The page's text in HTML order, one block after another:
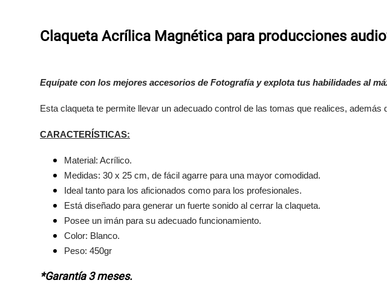
Claqueta Acrílica Magnética para producciones
Equípate con los mejores accesorios de Fotografía y explota tus habilidades al
Esta claqueta te permite llevar un adecuado control de las tomas que realices,
CARACTERÍSTICAS:
Material: Acrílico.
Medidas: 30 x 25 cm, de fácil agarre para una mayor comodidad.
Ideal tanto para los aficionados como para los profesionales.
Está diseñado para generar un fuerte sonido al cerrar la claqueta.
Posee un imán para su adecuado funcionamiento.
Color: Blanco.
Peso: 450gr
*Garantía 3 meses.